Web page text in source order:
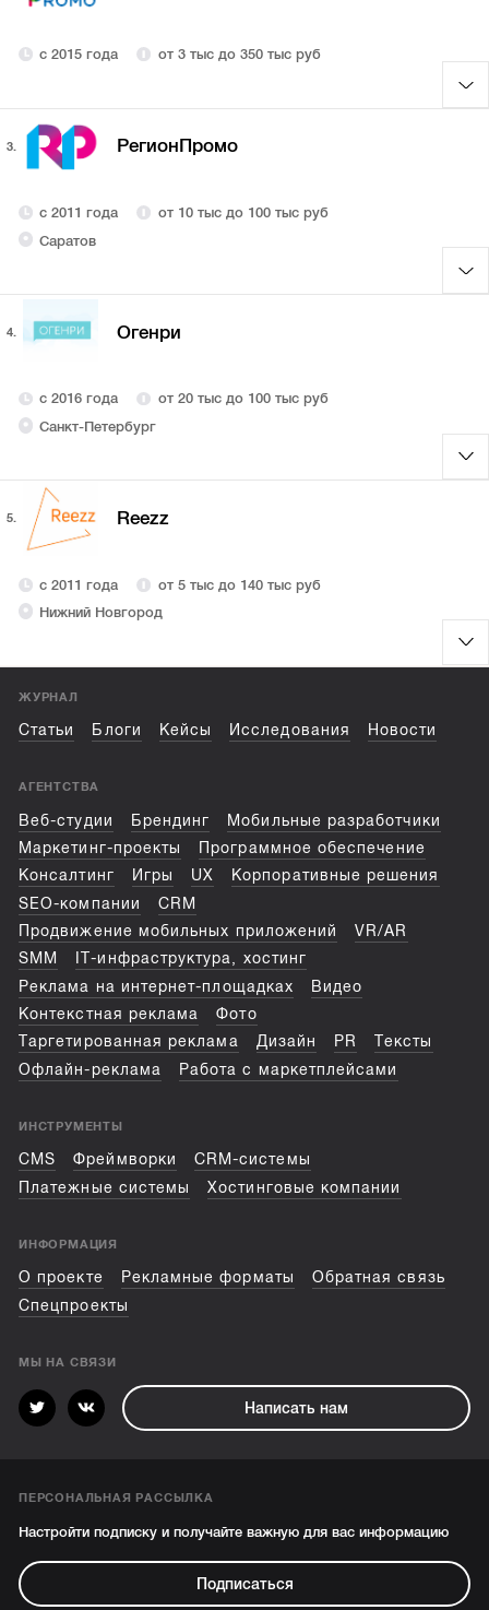
с 2015 года от 3 тыс до 350 тыс руб
3. РегионПромо
с 2011 года
от 10 тыс до 100 тыс руб
Саратов
4. Огенри
с 2016 года
от 20 тыс до 100 тыс руб
Санкт-Петербург
5. Reezz
с 2011 года
от 5 тыс до 140 тыс руб
Нижний Новгород
ЖУРНАЛ
Статьи Блоги Кейсы Исследования Новости
АГЕНТСТВА
Веб-студии Брендинг
Мобильные разработчики
Маркетинг-проекты
Программное обеспечение
Консалтинг
Игры UX
Корпоративные решения
SEO-компании
CRM
Продвижение мобильных приложений
VR/AR
SMM
IT-инфраструктура, хостинг
Реклама на интернет-площадках
Видео
Контекстная реклама
Фото
Таргетированная реклама
Дизайн PR
Тексты
Офлайн-реклама
Работа с маркетплейсами
ИНСТРУМЕНТЫ
CMS Фреймворки
CRM-системы
Платежные системы
Хостинговые компании
ИНФОРМАЦИЯ
О проекте Рекламные форматы
Обратная связь
Спецпроекты
МЫ НА СВЯЗИ
Написать нам
ПЕРСОНАЛЬНАЯ РАССЫЛКА
Настройти подписку и получайте важную для вас информацию
Подписаться